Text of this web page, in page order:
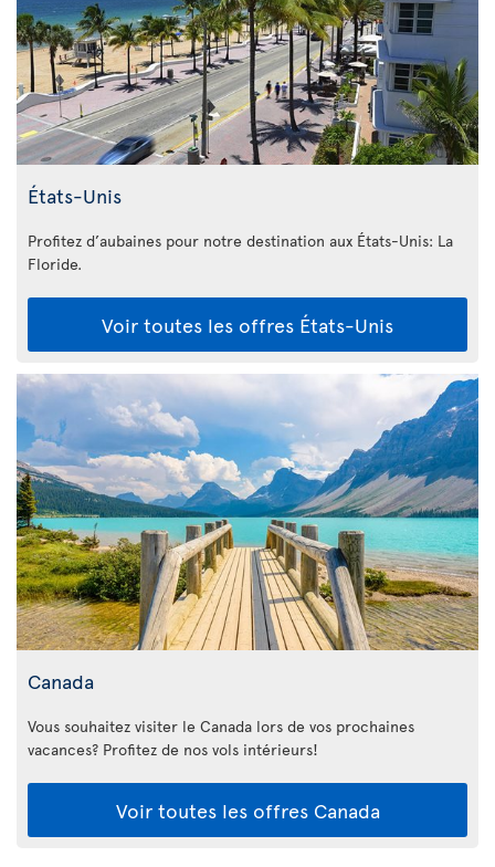
États-Unis
Profitez d’aubaines pour notre destination aux États-Unis: La
Floride.
Voir toutes les offres États-Unis
Canada
Vous souhaitez visiter le Canada lors de vos prochaines
vacances? Profitez de nos vols intérieurs!
Voir toutes les offres Canada